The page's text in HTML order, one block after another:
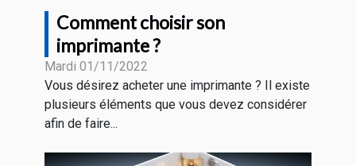
Comment choisir son
imprimante ?
Mardi 01/11/2022
Vous désirez acheter une imprimante ? Il existe
plusieurs éléments que vous devez considérer
afin de faire...